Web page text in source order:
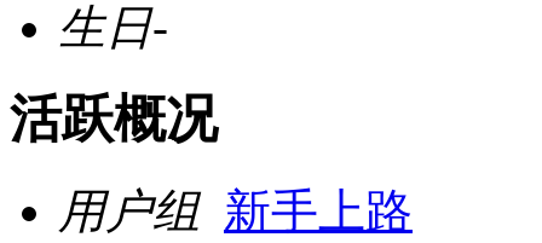
生日-
活跃概况
用户组 新手上路